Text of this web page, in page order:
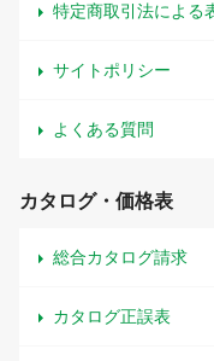
特定商取引法による
サイトポリシー
よくある質問
カタログ・価格表
総合カタログ請求
カタログ正誤表